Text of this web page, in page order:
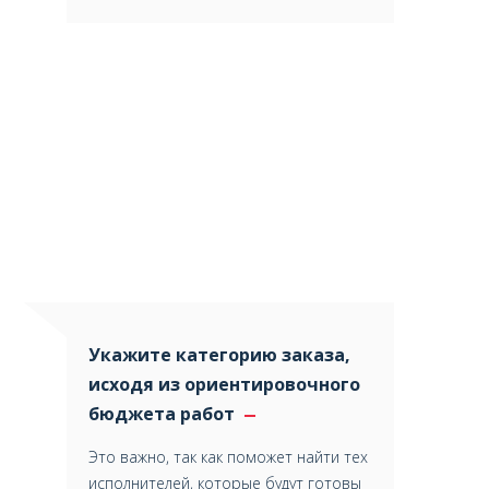
Укажите категорию заказа,
исходя из ориентировочного
бюджета работ
Это важно, так как поможет найти тех
исполнителей, которые будут готовы